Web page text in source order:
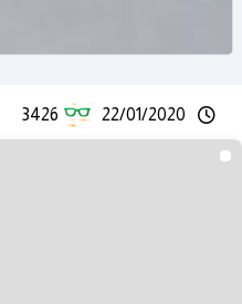
22/01/2020
3426